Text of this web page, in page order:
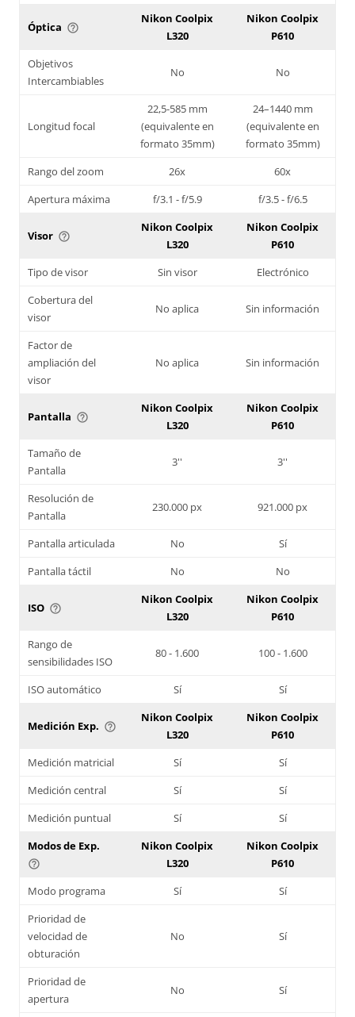
Óptica help_outline
Nikon Coolpix
L320
Nikon Coolpix
P610
Objetivos
Intercambiables
No No
Longitud focal
22,5-585 mm
(equivalente en
formato 35mm)
24–1440 mm
(equivalente en
formato 35mm)
Rango del zoom
26x
60x
Apertura máxima
f/3.1 - f/5.9 f/3.5 - f/6.5
Visor help_outline
Nikon Coolpix
L320
Nikon Coolpix
P610
Tipo de visor
Sin visor
Electrónico
Cobertura del
visor
No aplica Sin información
Factor de
ampliación del
visor
No aplica Sin información
Pantalla help_outline
Nikon Coolpix
L320
Nikon Coolpix
P610
Tamaño de
Pantalla
3'' 3''
Resolución de
Pantalla
230.000 px 921.000 px
Pantalla articulada No
Sí
Pantalla táctil
No No
ISO help_outline
Nikon Coolpix
L320
Nikon Coolpix
P610
Rango de
sensibilidades ISO
80 - 1.600 100 - 1.600
ISO automático Sí Sí
Medición Exp. help_outline
Nikon Coolpix
L320
Nikon Coolpix
P610
Medición matricial
Sí
Sí
Medición central
Sí
Sí
Medición puntual
Sí
Sí
Modos de Exp.
help_outline
Nikon Coolpix
L320
Nikon Coolpix
P610
Modo programa
Sí
Sí
Prioridad de
velocidad de
obturación
No Sí
Prioridad de
apertura
No Sí